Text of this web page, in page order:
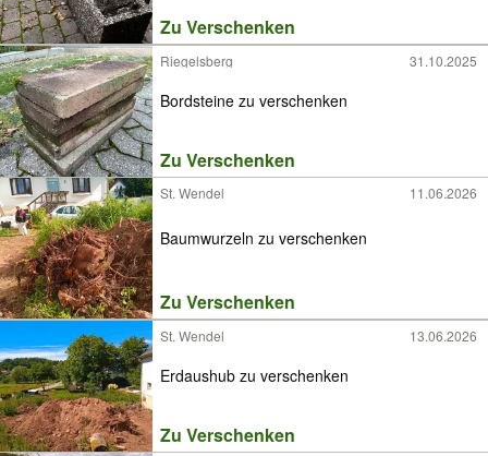
Zu Verschenken
Riegelsberg 31.10.2025
Bordsteine zu verschenken
Zu Verschenken
St. Wendel 11.06.2026
Baumwurzeln zu verschenken
Zu Verschenken
St. Wendel 13.06.2026
Erdaushub zu verschenken
Zu Verschenken